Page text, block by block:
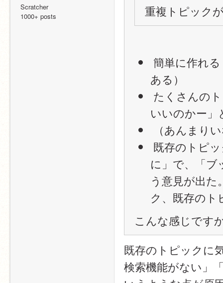
Scratcher
1000+ posts
重複トピック
ある）
いいのかー」
（あんまり
に」で、「
う意見が出
ク、既存の
こんな感じです
既存のトピックに
検索機能がない」